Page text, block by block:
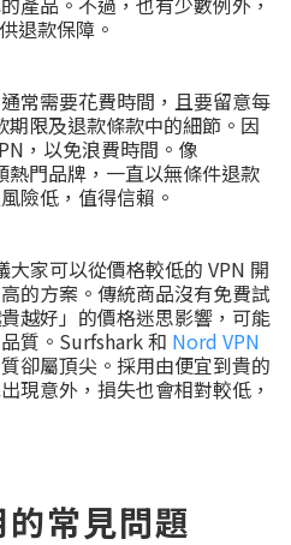
退款保障。
常需要花費時間，且要留意每
期限及退款條款中的細節。因
，以免浪費時間。像
門品牌，一直以無條件退款
險低，值得信賴。
家可以從價格較低的 VPN 開
的方案。傳統商品沒有免費試
越好」的價格迷思影響，可能
質。Surfshark 和 Nord VPN
卻屬頂尖。採用由便宜到貴的
現意外，損失也會相對較低，
常見問題